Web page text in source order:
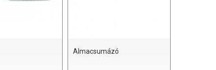
Almacsumázó